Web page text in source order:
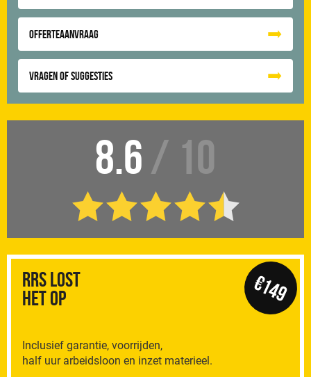
Offerteaanvraag
Vragen of suggesties
8.6 / 10
RRS Lost
het op
Inclusief garantie, voorrijden,
half uur arbeidsloon en inzet materieel.
€149